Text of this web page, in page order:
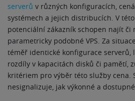
serverů v různých konfiguracích,
systémech a jejich distribucích. V
potenciální zákazník schopen najít či
parametricky podobné VPS. Za
téměř identické konfigurace serverů,
rozdíly v kapacitách disků či pamětí,
kritériem pro výběr této služby cena.
nesignalizuje, jak výkonné a